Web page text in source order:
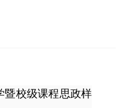
暨校级课程思政样